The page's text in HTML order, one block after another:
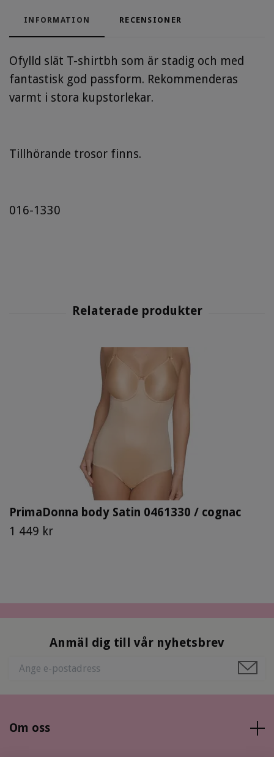
INFORMATION RECENSIONER
Ofylld slät T-shirtbh som är stadig och med
fantastisk god passform. Rekommenderas
varmt i stora kupstorlekar.
Tillhörande trosor finns.
016-1330
PrimaDonna body Satin 0461330 / cognac
1 449 kr
Anmäl dig till vår nyhetsbrev
Om oss